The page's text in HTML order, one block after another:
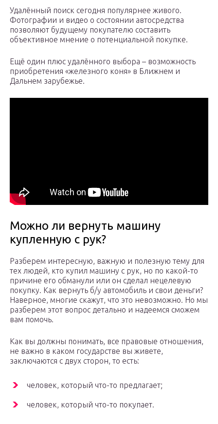
Удалённый поиск сегодня популярнее живого.
Фотографии и видео о состоянии автосредства
позволяют будущему покупателю составить
объективное мнение о потенциальной покупке.
Ещё один плюс удалённого выбора – возможность
приобретения «железного коня» в Ближнем и
Дальнем зарубежье.
Можно ли вернуть машину
купленную с рук?
Разберем интересную, важную и полезную тему для
тех людей, кто купил машину с рук, но по какой-то
причине его обманули или он сделал нецелевую
покупку. Как вернуть б/у автомобиль и свои деньги?
Наверное, многие скажут, что это невозможно. Но мы
разберем этот вопрос детально и надеемся сможем
вам помочь.
Как вы должны понимать, все правовые отношения,
не важно в каком государстве вы живете,
заключаются с двух сторон, то есть:
человек, который что-то предлагает;
человек, который что-то покупает.